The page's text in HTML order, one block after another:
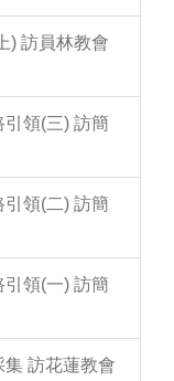
) 訪員林教會
領(三) 訪簡
領(二) 訪簡
領(一) 訪簡
訪花蓮教會